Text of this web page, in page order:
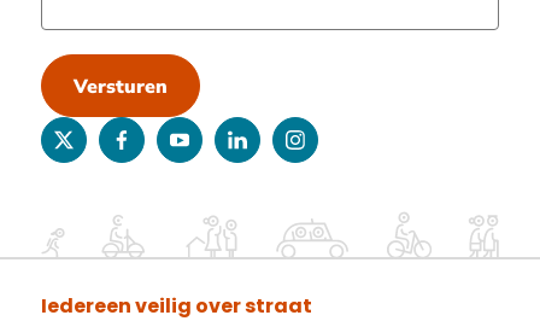
Versturen
twitterfacebookyoutubelinkedininstagram
Iedereen veilig over straat